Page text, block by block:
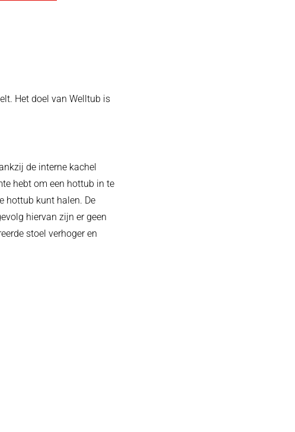
Het doel van Welltub is
de interne kachel
hebt om een ​​hottub in te
hottub kunt halen. De
hiervan zijn er geen
stoel verhoger en